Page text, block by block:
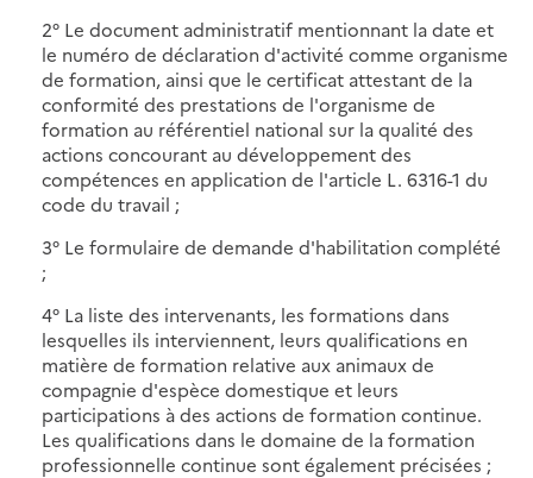
2° Le document administratif mentionnant la date et
le numéro de déclaration d'activité comme organisme
de formation, ainsi que le certificat attestant de la
conformité des prestations de l'organisme de
formation au référentiel national sur la qualité des
actions concourant au développement des
compétences en application de l'article L. 6316-1 du
code du travail ;
3° Le formulaire de demande d'habilitation complété
;
4° La liste des intervenants, les formations dans
lesquelles ils interviennent, leurs qualifications en
matière de formation relative aux animaux de
compagnie d'espèce domestique et leurs
participations à des actions de formation continue.
Les qualifications dans le domaine de la formation
professionnelle continue sont également précisées ;